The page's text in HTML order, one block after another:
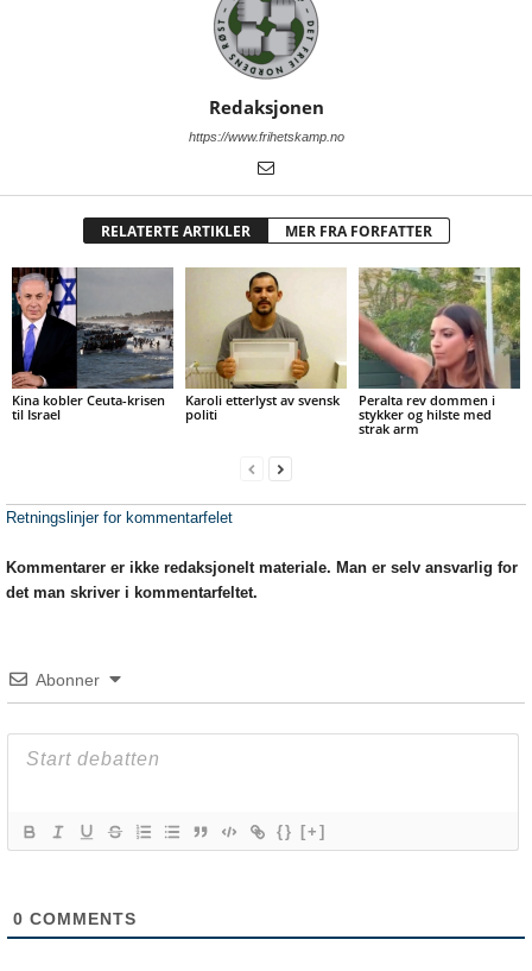
Redaksjonen
https://www.frihetskamp.no
RELATERTE ARTIKLER MER FRA FORFATTER
Kina kobler Ceuta-krisen
til Israel
Karoli etterlyst av svensk
politi
Peralta rev dommen i
stykker og hilste med
strak arm
Retningslinjer for kommentarfelet
Kommentarer er ikke redaksjonelt materiale. Man er selv ansvarlig for
det man skriver i kommentarfeltet.
Abonner
{} [+]
0 COMMENTS